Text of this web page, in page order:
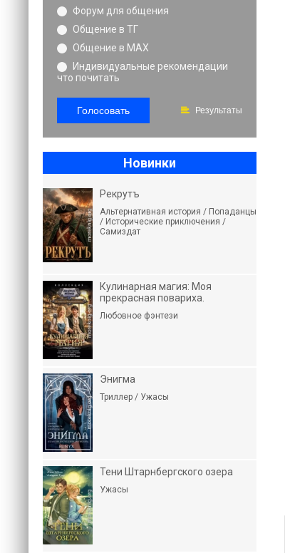
Форум для общения
Общение в ТГ
Общение в MAX
Индивидуальные рекомендации
что почитать
Голосовать Результаты
Новинки
Рекрутъ
Альтернативная история / Попаданцы
/ Исторические приключения /
Самиздат
Кулинарная магия: Моя
прекрасная повариха.
Любовное фэнтези
Энигма
Триллер / Ужасы
Тени Штарнбергского озера
Ужасы